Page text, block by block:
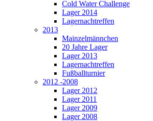
Cold Water Challenge
Lager 2014
Lagernachtreffen
2013
Mainzelmännchen
20 Jahre Lager
Lager 2013
Lagernachtreffen
Fußballturnier
2012 -2008
Lager 2012
Lager 2011
Lager 2009
Lager 2008